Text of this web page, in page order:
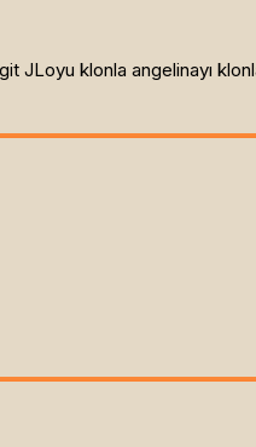
JLoyu klonla angelinayı